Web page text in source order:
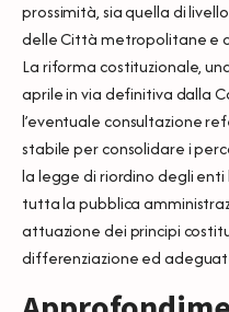
prossimità, sia quella di
delle Città metropolitane e
La riforma costituzionale,
aprile in via definitiva dalla
l’eventuale consultazione
stabile per consolidare i
la legge di riordino degli
tutta la pubblica
attuazione dei principi
differenziazione ed